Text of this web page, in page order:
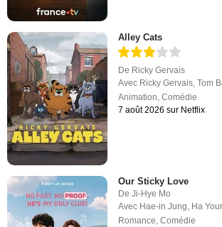
Alley Cats
De Ricky Gervais
Avec Ricky Gervais,Tom
Animation,Comédie
7 août 2026 sur Netflix
Our Sticky Love
DeJi-Hye Mo
Avec Hae-in Jung, Ha
Romance,Comédie